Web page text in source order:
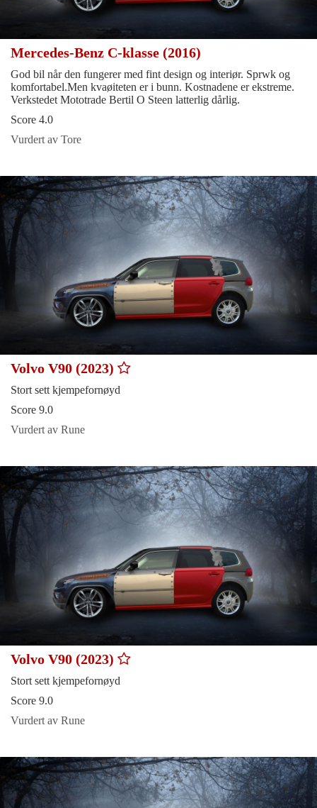
Mercedes-Benz C-klasse (2016)
God bil når den fungerer med fint design og interiør. Sprwk og
komfortabel.Men kvaøiteten er i bunn. Kostnadene er ekstreme.
Verkstedet Mototrade Bertil O Steen latterlig dårlig.
Score 4.0
Vurdert av Tore
Volvo V90 (2023)
Stort sett kjempefornøyd
Score 9.0
Vurdert av Rune
Volvo V90 (2023)
Stort sett kjempefornøyd
Score 9.0
Vurdert av Rune